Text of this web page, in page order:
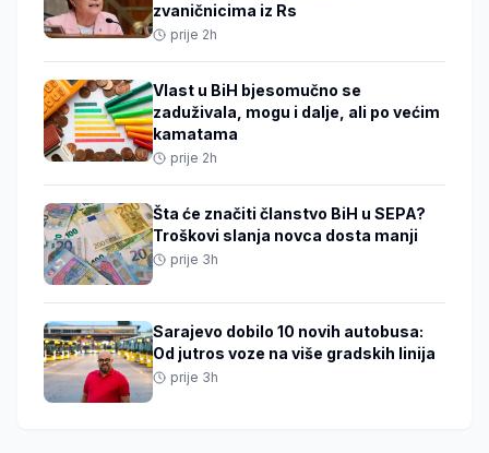
zvaničnicima iz Rs
prije 2h
Vlast u BiH bjesomučno se
zaduživala, mogu i dalje, ali po većim
kamatama
prije 2h
Šta će značiti članstvo BiH u SEPA?
Troškovi slanja novca dosta manji
prije 3h
Sarajevo dobilo 10 novih autobusa:
Od jutros voze na više gradskih linija
prije 3h